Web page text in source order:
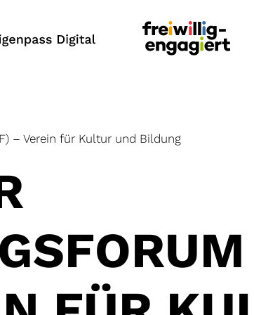
– Verein für Kultur und Bildung